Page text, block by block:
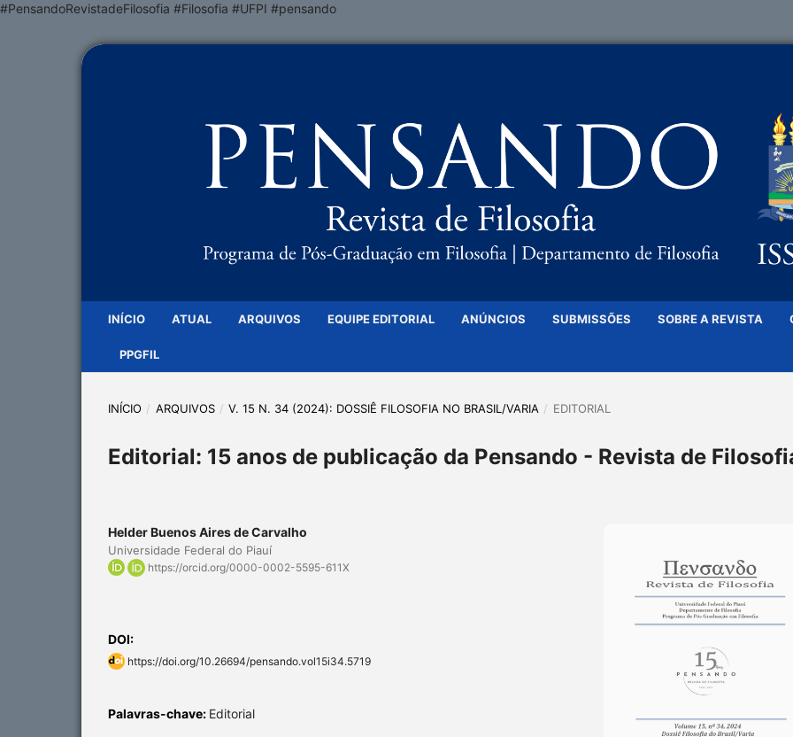
#PensandoRevistadeFilosofia #Filosofia #UFPI #pensando
INÍCIO ATUAL ARQUIVOS EQUIPE EDITORIAL ANÚNCIOS SUBMISSÕES SOBRE A REVISTA
PPGFIL
INÍCIO / ARQUIVOS / V. 15 N. 34 (2024): DOSSIÊ FILOSOFIA NO BRASIL/VARIA / EDITORIAL
Editorial: 15 anos de publicação da Pensando - Revista de
Helder Buenos Aires de Carvalho
Universidade Federal do Piauí
https://orcid.org/0000-0002-5595-611X
DOI:
https://doi.org/10.26694/pensando.vol15i34.5719
Palavras-chave: Editorial